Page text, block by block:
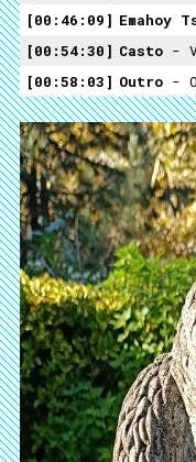
00:46:09
Emahoy
00:54:30
Casto -
00:58:03
Outro -